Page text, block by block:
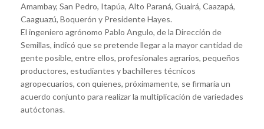
Amambay, San Pedro, Itapúa, Alto Paraná, Guairá, Caazapá,
Caaguazú, Boquerón y Presidente Hayes.
El ingeniero agrónomo Pablo Angulo, de la Dirección de
Semillas, indicó que se pretende llegar a la mayor cantidad de
gente posible, entre ellos, profesionales agrarios, pequeños
productores, estudiantes y bachilleres técnicos
agropecuarios, con quienes, próximamente, se firmaría un
acuerdo conjunto para realizar la multiplicación de variedades
autóctonas.